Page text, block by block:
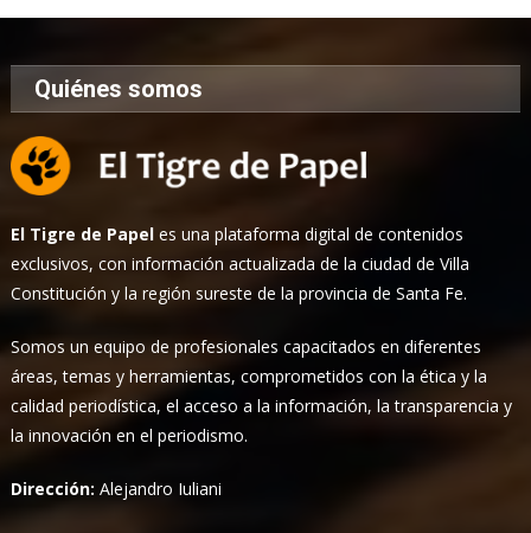
Quiénes somos
El Tigre de Papel es una plataforma digital de contenidos
exclusivos, con información actualizada de la ciudad de Villa
Constitución y la región sureste de la provincia de Santa Fe.
Somos un equipo de profesionales capacitados en diferentes
áreas, temas y herramientas, comprometidos con la ética y la
calidad periodística, el acceso a la información, la transparencia y
la innovación en el periodismo.
Dirección:Alejandro Iuliani